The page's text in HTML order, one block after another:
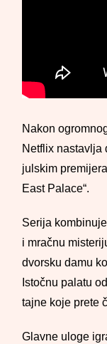
Nakon
Netflix nastavlja
julskim
East Palace“.
Serija
i mračnu
dvorsku damu
Istočnu palatu
tajne koje prete
Glavne uloge